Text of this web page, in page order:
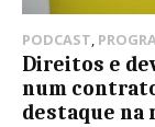
PODCAST,
Direitos e
num
destaque na